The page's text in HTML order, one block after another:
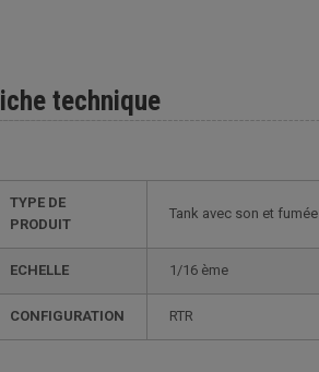
technique
TYPE DE
PRODUIT
Tank avec son et fumée
ECHELLE 1/16 ème
CONFIGURATION RTR